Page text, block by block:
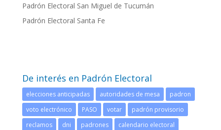
Padrón Electoral San Miguel de Tucumán
Padrón Electoral Santa Fe
De interés en Padrón Electoral
elecciones anticipadas autoridades de mesa
padron
voto electrónico
PASO votar
padrón provisorio
reclamos
dni padrones
calendario electoral